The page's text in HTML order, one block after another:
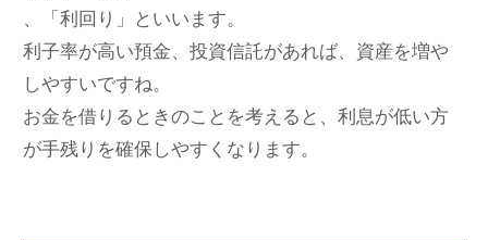
、「利回り」といいます。
利子率が高い預金、投資信託があれば、資産を増や
しやすいですね。
お金を借りるときのことを考えると、利息が低い方
が手残りを確保しやすくなります。